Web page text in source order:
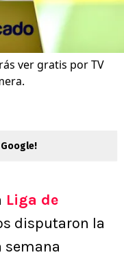
ver gratis por TV
Liga de
disputaron la
semana